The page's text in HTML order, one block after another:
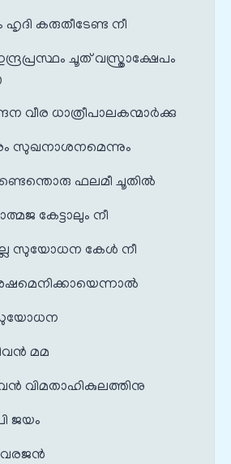
ഹൃദി കരുതീടേണ്ട നീ
ചൂത് വസ്ത്രാക്ഷേപം
വീര ധാത്രീപാലകന്മാര്‍ക്കു
സുഖനാശനമെന്നും
ഫലമീ ചൂതില്‍
കേട്ടാലും നീ
സുയോധന കേള്‍ നീ
മമ
വിമതാഹികുലത്തിനു
ജയം